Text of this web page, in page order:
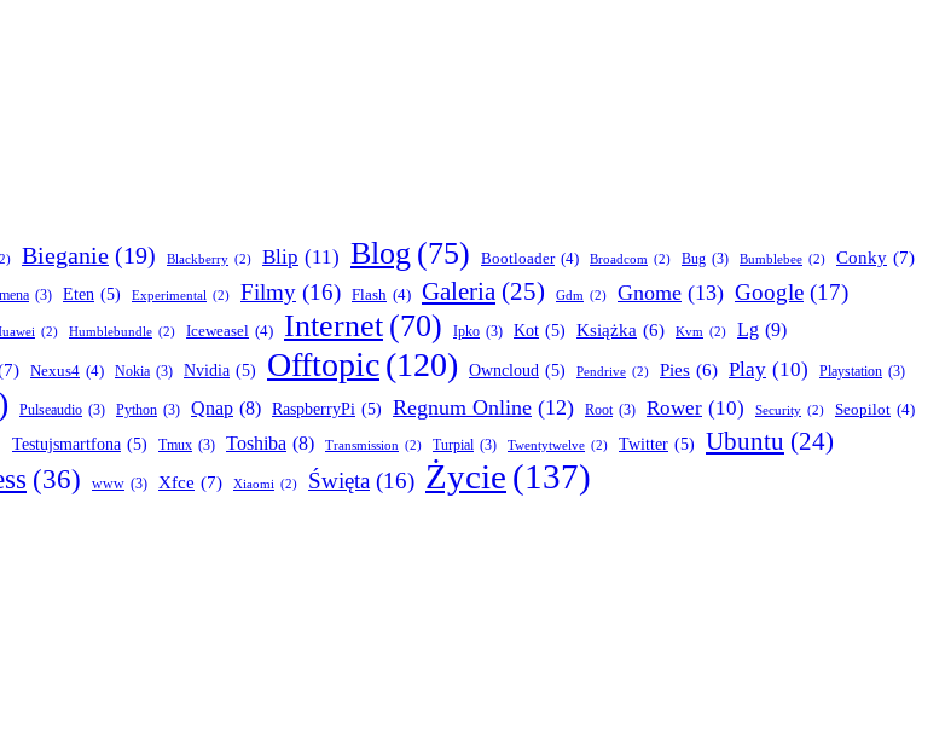
Bieganie (19) Blackberry (2) Blip (11) Blog (75) Bootloader (4) Broadcom (2) Bug (3) Bumblebee (2) Conky (7)
(3) Eten (5) Experimental (2) Filmy (16) Flash (4) Galeria (25) Gdm (2) Gnome (13) Google (17)
(2) Humblebundle (2) Iceweasel (4) Internet (70) Ipko (3) Kot (5) Książka (6) Kvm (2) Lg (9)
Nexus4 (4) Nokia (3) Nvidia (5) Offtopic(120) Owncloud (5) Pendrive (2) Pies (6) Play (10) Playstation (3)
Pulseaudio (3) Python (3) Qnap (8) RaspberryPi (5) Regnum Online (12) Root (3) Rower (10) Security (2) Seopilot (4)
Testujsmartfona (5) Tmux (3) Toshiba (8) Transmission (2) Turpial (3) Twentytwelve (2) Twitter (5) Ubuntu (24)
(36) www (3) Xfce (7) Xiaomi (2) Święta (16) Życie (137)